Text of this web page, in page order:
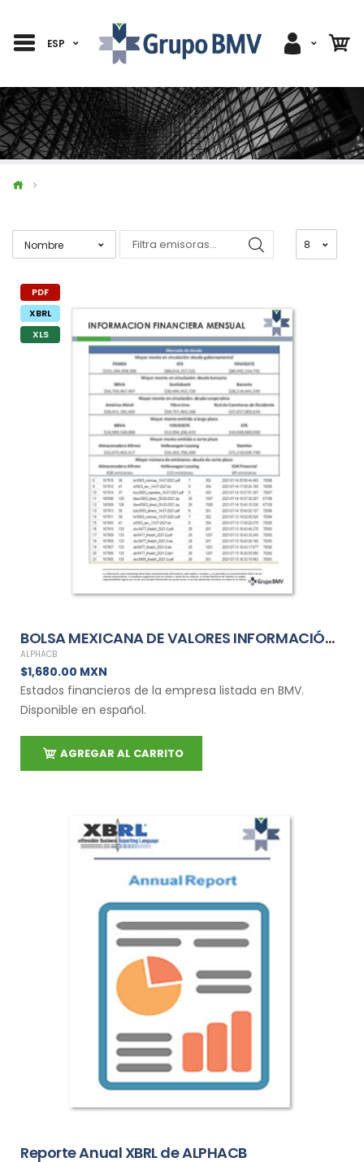
ESP
PDF
XBRL
XLS
BOLSA MEXICANA DE VALORES INFORMACIÓN FINANCIERA MENSUAL DE ALPHACB
ALPHACB
$1,680.00 MXN
Estados financieros de la empresa listada en BMV.
Disponible en español.
AGREGAR AL CARRITO
Reporte Anual XBRL de ALPHACB